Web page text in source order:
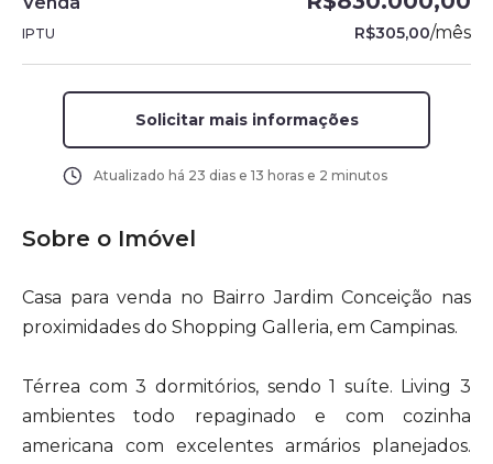
IPTU R$305,00/mês
Solicitar mais informações
Atualizado há 23 dias e 13 horas e 2 minutos
Sobre o Imóvel
Casa para venda no Bairro Jardim Conceição nas
proximidades do Shopping Galleria, em Campinas.
Térrea com 3 dormitórios, sendo 1 suíte. Living 3
ambientes todo repaginado e com cozinha
americana com excelentes armários planejados.